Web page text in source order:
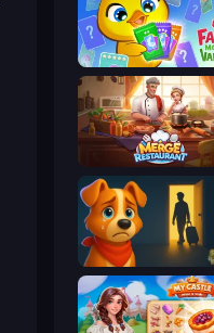
Farm Merge Valley
Merge Restaurant
Ranch Adventures